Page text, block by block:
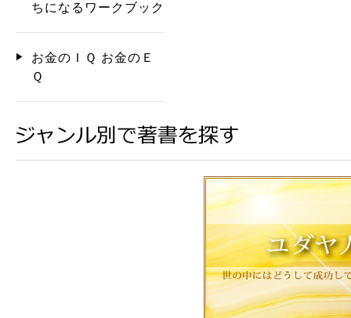
ちになるワークブック
お金のＩＱ お金のＥ
Ｑ